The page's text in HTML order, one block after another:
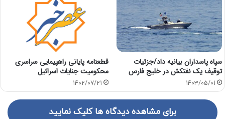
سپاه پاسداران بیانیه داد/جزئیات
توقیف یک نفتکش در خلیج فارس
1403/05/01
قطعنامه پایانی راهپیمایی سراسری
محکومیت جنایات اسرائیل
1402/07/21
برای مشاهده دیدگاه ها کلیک نمایید